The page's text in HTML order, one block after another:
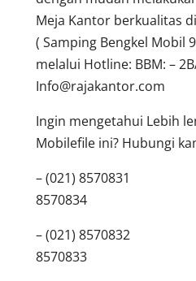
Meja Kantor berkualitas
( Samping Bengkel Mobil
melalui Hotline: BBM: –
Info@rajakantor.com
Ingin mengetahui Lebih
Mobilefile ini? Hubungi
– (021)
8570834
– (021)
8570833